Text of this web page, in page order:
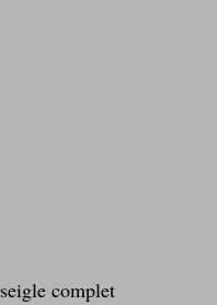
complet